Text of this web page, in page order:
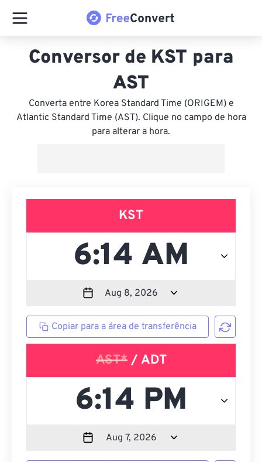
Conversor de KST para
AST
Converta entre Korea Standard Time (ORIGEM) e
Atlantic Standard Time (AST). Clique no campo de hora
para alterar a hora.
KST
Copiar para a área de transferência
AST*/ ADT